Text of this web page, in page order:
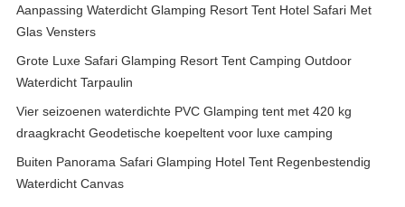
Aanpassing Waterdicht Glamping Resort Tent Hotel Safari Met
Glas Vensters
Grote Luxe Safari Glamping Resort Tent Camping Outdoor
Waterdicht Tarpaulin
Vier seizoenen waterdichte PVC Glamping tent met 420 kg
draagkracht Geodetische koepeltent voor luxe camping
Buiten Panorama Safari Glamping Hotel Tent Regenbestendig
Waterdicht Canvas